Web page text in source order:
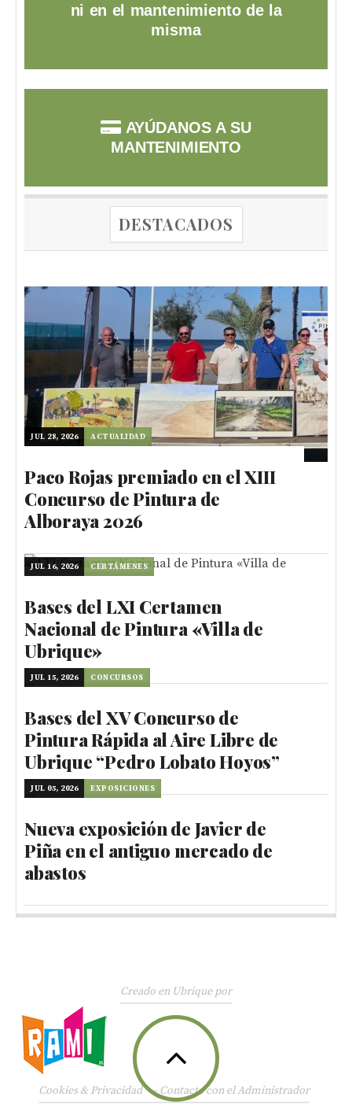
ni en el mantenimiento de la
misma
AYÚDANOS A SU
MANTENIMIENTO
DESTACADOS
JUL 28, 2026 ACTUALIDAD
Paco Rojas premiado en el XIII
Concurso de Pintura de
Alboraya 2026
JUL 16, 2026 CERTÁMENES
Bases del LXI Certamen
Nacional de Pintura «Villa de
Ubrique»
JUL 15, 2026 CONCURSOS
Bases del XV Concurso de
Pintura Rápida al Aire Libre de
Ubrique “Pedro Lobato Hoyos”
JUL 05, 2026 EXPOSICIONES
Nueva exposición de Javier de
Piña en el antiguo mercado de
abastos
Creado en Ubrique por
Cookies & Privacidad —Contacte con el Administrador